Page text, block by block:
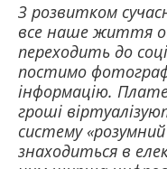
З розвитком
все наше життя
переходить до
постимо
інформацію.
гроші
систему
знаходиться в